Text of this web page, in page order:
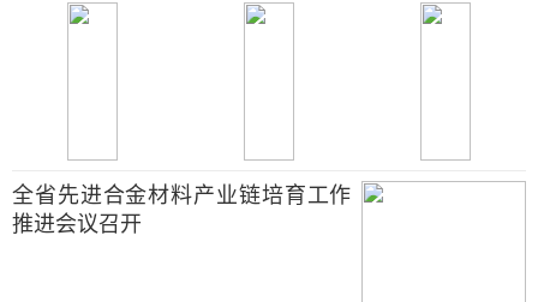
全省先进合金材料产业链培育工作
推进会议召开